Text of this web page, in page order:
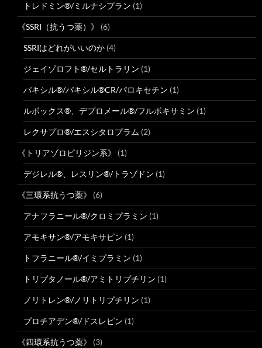
トレドミン®/ミルナシプラン (1)
《SSRI（抗うつ薬）》 (6)
SSRIはどれがいいのか (4)
ジェイゾロフト®/セルトラリン (1)
パキシル®/パキシル®CR/パロキセチン (1)
ルボックス®、デプロメール®/フルボキサミン (1)
レクサプロ®/エスシタロプラム (2)
《トリアゾロピリジン系》 (1)
デジレル®、レスリン®/トラゾドン (1)
《三環系抗うつ薬》 (6)
アナフラニール®/クロミプラミン (1)
アモキサン®/アモキサピン (1)
トフラニール®/イミプラミン (1)
トリプタノール®/アミトリプチリン (1)
ノリトレン®/ノリトリプチリン (1)
プロチアデン®/ドスレピン (1)
《四環系抗うつ薬》 (3)